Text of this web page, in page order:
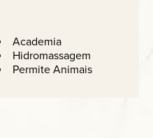
Academia
Hidromassagem
Permite Animais